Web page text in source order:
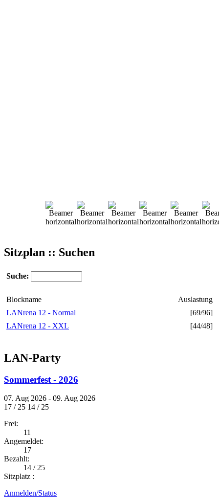
Sitzplan :: Suchen
Suche:
Blockname
Auslastung
LANrena 12 - Normal
[69/96]
LANrena 12 - XXL
[44/48]
LAN-Party
Sommerfest - 2026
07. Aug 2026 - 09. Aug 2026
17 / 25 14 / 25
Frei:
11
Angemeldet:
17
Bezahlt:
14 / 25
Sitzplatz :
Anmelden/Status